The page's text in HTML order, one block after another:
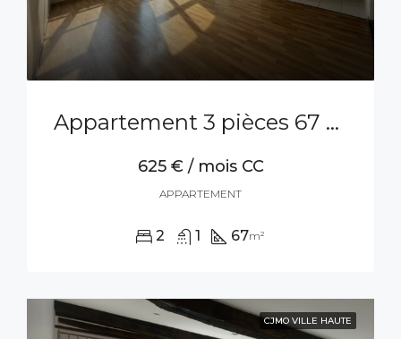
Appartement 3 pièces 67 m²
625 € / mois CC
APPARTEMENT
2 1 67m²
CJMO VILLE HAUTE